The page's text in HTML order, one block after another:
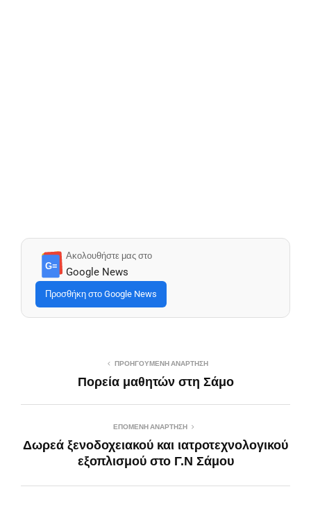
G≡
Ακολουθήστε μας στο
Google News
Προσθήκη στο Google News
ΠΡΟΗΓΟΎΜΕΝΗ ΑΝΆΡΤΗΣΗ
Πορεία μαθητών στη Σάμο
ΕΠΌΜΕΝΗ ΑΝΆΡΤΗΣΗ
Δωρεά ξενοδοχειακού και ιατροτεχνολογικού
εξοπλισμού στο Γ.Ν Σάμου